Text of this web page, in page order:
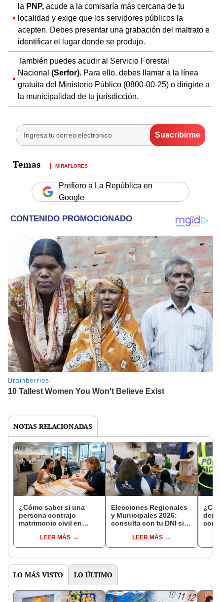
la PNP, acude a la comisaría más cercana de tu
localidad y exige que los servidores públicos la
acepten. Debes presentar una grabación del maltrato e
identificar el lugar donde se produjo.
También puedes acudir al Servicio Forestal
Nacional (Serfor). Para ello, debes llamar a la línea
gratuita del Ministerio Público (0800-00-25) o dirigirte a
la municipalidad de tu jurisdicción.
MIRAFLORES
Prefiero a La República en
Google
NOTAS RELACIONADAS
¿Cómo saber si una
persona contrajo
matrimonio civil en
LEER MÁS
Elecciones Regionales
y Municipales 2026:
consulta con tu DNI si
de mesa para este 4 de
octubre en el link oficial
LEER MÁS
con
LO MÁS VISTO LO ÚLTIMO